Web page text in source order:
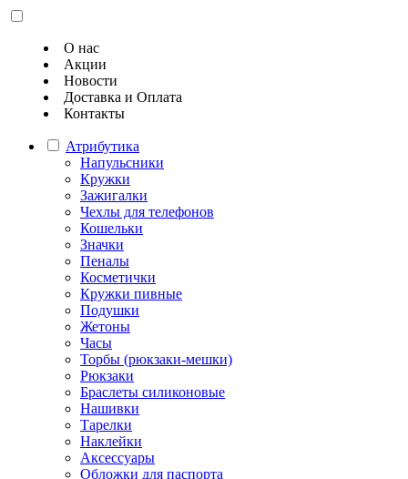
О нас
Акции
Новости
Доставка и Оплата
Контакты
Атрибутика
Напульсники
Кружки
Зажигалки
Чехлы для телефонов
Кошельки
Значки
Пеналы
Косметички
Кружки пивные
Подушки
Жетоны
Часы
Торбы (рюкзаки-мешки)
Рюкзаки
Браслеты силиконовые
Нашивки
Тарелки
Наклейки
Аксессуары
Обложки для паспорта